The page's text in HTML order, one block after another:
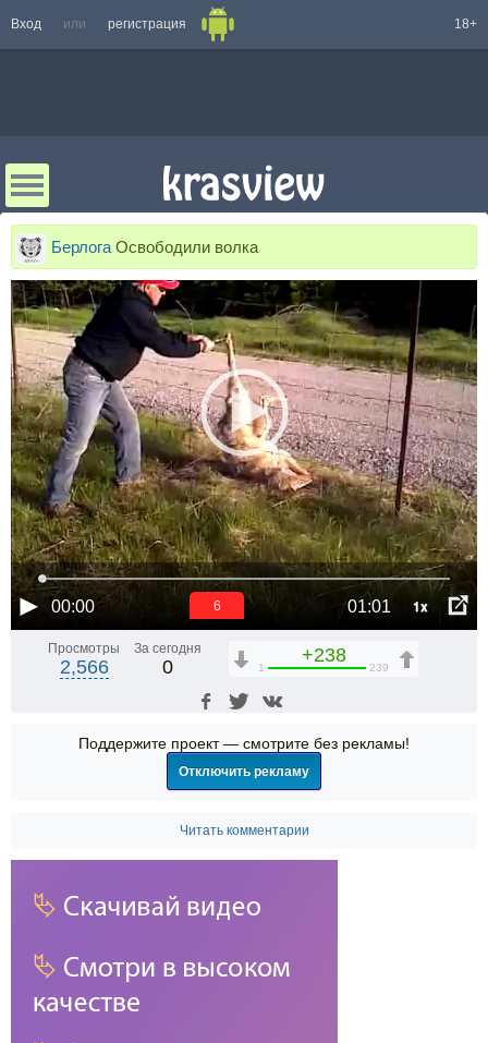
Вход или регистрация 18+
Берлога Освободили волка
00:00 01:01 1x
6
Просмотры
2,566
За сегодня
0
+238
1 239
Поддержите проект — смотрите без рекламы!
Отключить рекламу
Читать комментарии